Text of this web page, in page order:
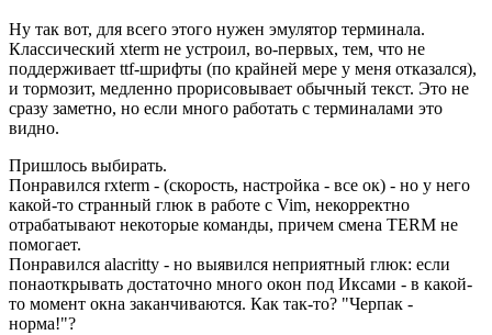
Ну так вот, для всего этого нужен эмулятор терминала.
Классический xterm не устроил, во-первых, тем, что не
поддерживает ttf-шрифты (по крайней мере у меня отказался),
и тормозит, медленно прорисовывает обычный текст. Это не
сразу заметно, но если много работать с терминалами это
видно.
Пришлось выбирать.
Понравился rxterm - (скорость, настройка - все ок) - но у него
какой-то странный глюк в работе с Vim, некорректно
отрабатывают некоторые команды, причем смена TERM не
помогает.
Понравился alacritty - но выявился неприятный глюк: если
понаоткрывать достаточно много окон под Иксами - в какой-
то момент окна заканчиваются. Как так-то? "Черпак -
норма!"?